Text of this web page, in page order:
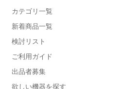
カテゴリ一覧
新着商品一覧
検討リスト
ご利用ガイド
出品者募集
欲しい機器を探す